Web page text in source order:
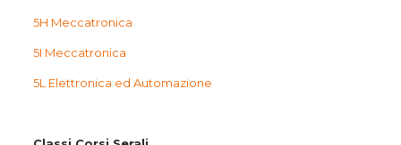
5H Meccatronica
5I Meccatronica
5L Elettronica ed Automazione